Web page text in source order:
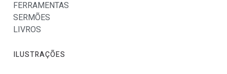
FERRAMENTAS
SERMÕES
LIVROS
ILUSTRAÇÕES